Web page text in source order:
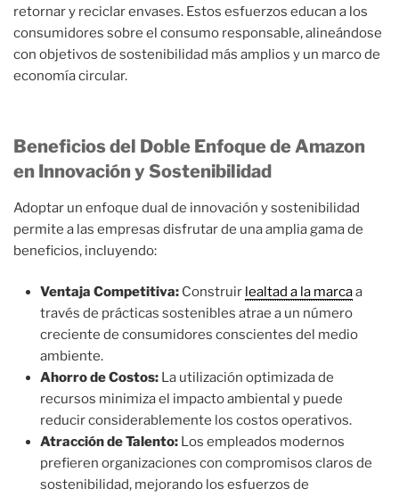
retornar y reciclar envases. Estos esfuerzos educan a los
consumidores sobre el consumo responsable, alineándose
con objetivos de sostenibilidad más amplios y un marco de
economía circular.
Beneficios del Doble Enfoque de Amazon
en Innovación y Sostenibilidad
Adoptar un enfoque dual de innovación y sostenibilidad
permite a las empresas disfrutar de una amplia gama de
beneficios, incluyendo:
Ventaja Competitiva: Construir lealtad a la marcaa
través de prácticas sostenibles atrae a un número
creciente de consumidores conscientes del medio
ambiente.
Ahorro de Costos: La utilización optimizada de
recursos minimiza el impacto ambiental y puede
reducir considerablemente los costos operativos.
Atracción de Talento: Los empleados modernos
prefieren organizaciones con compromisos claros de
sostenibilidad, mejorando los esfuerzos de